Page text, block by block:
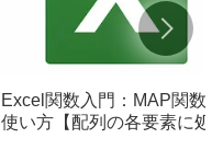
Excel関数入門：MAP関数の
使い方【配列の各要素に処